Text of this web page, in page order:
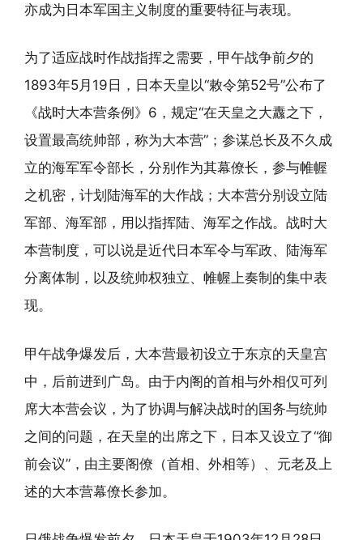
亦成为日本军国主义制度的重要特征与表现。
为了适应战时作战指挥之需要，甲午战争前夕的
1893年5月19日，日本天皇以“敕令第52号”公布了
《战时大本营条例》6，规定“在天皇之大纛之下，
设置最高统帅部，称为大本营”；参谋总长及不久成
立的海军军令部长，分别作为其幕僚长，参与帷幄
之机密，计划陆海军的大作战；大本营分别设立陆
军部、海军部，用以指挥陆、海军之作战。战时大
本营制度，可以说是近代日本军令与军政、陆海军
分离体制，以及统帅权独立、帷幄上奏制的集中表
现。
甲午战争爆发后，大本营最初设立于东京的天皇宫
中，后前进到广岛。由于内阁的首相与外相仅可列
席大本营会议，为了协调与解决战时的国务与统帅
之间的问题，在天皇的出席之下，日本又设立了“御
前会议”，由主要阁僚（首相、外相等）、元老及上
述的大本营幕僚长参加。